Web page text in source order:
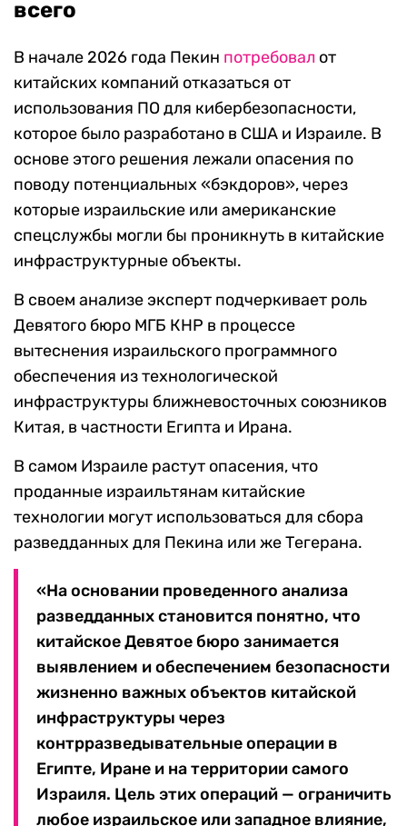
всего
В начале 2026 года Пекин потребовал от
китайских компаний отказаться от
использования ПО для кибербезопасности,
которое было разработано в США и Израиле. В
основе этого решения лежали опасения по
поводу потенциальных «бэкдоров», через
которые израильские или американские
спецслужбы могли бы проникнуть в китайские
инфраструктурные объекты.
В своем анализе эксперт подчеркивает роль
Девятого бюро МГБ КНР в процессе
вытеснения израильского программного
обеспечения из технологической
инфраструктуры ближневосточных союзников
Китая, в частности Египта и Ирана.
В самом Израиле растут опасения, что
проданные израильтянам китайские
технологии могут использоваться для сбора
разведданных для Пекина или же Тегерана.
«На основании проведенного анализа
разведданных становится понятно, что
китайское Девятое бюро занимается
выявлением и обеспечением безопасности
жизненно важных объектов китайской
инфраструктуры через
контрразведывательные операции в
Египте, Иране и на территории самого
Израиля. Цель этих операций — ограничить
любое израильское или западное влияние,